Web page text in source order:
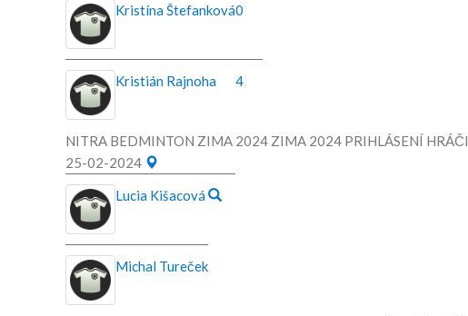
Kristína Štefanková0
Kristián Rajnoha 4
NITRA BEDMINTON ZIMA 2024 ZIMA 2024 PRIHLÁSENÍ HRÁČI
25-02-2024
Lucia Kišacová
Michal Tureček